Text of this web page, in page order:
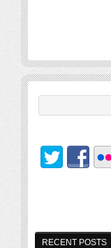
RECENT POSTS